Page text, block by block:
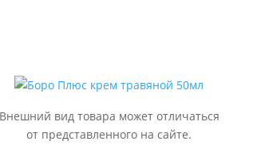
Внешний вид товара может отличаться
от представленного на сайте.